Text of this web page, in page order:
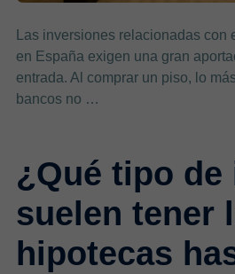
Las inversiones relacionadas
en España exigen una gran
entrada. Al comprar un piso, lo
bancos no …
¿Qué tipo de
suelen tener
hipotecas